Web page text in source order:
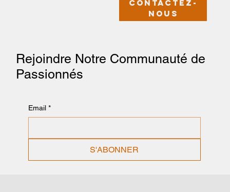
Contactez-
nous
Rejoindre Notre Communauté de
Passionnés
Email *
S'ABONNER